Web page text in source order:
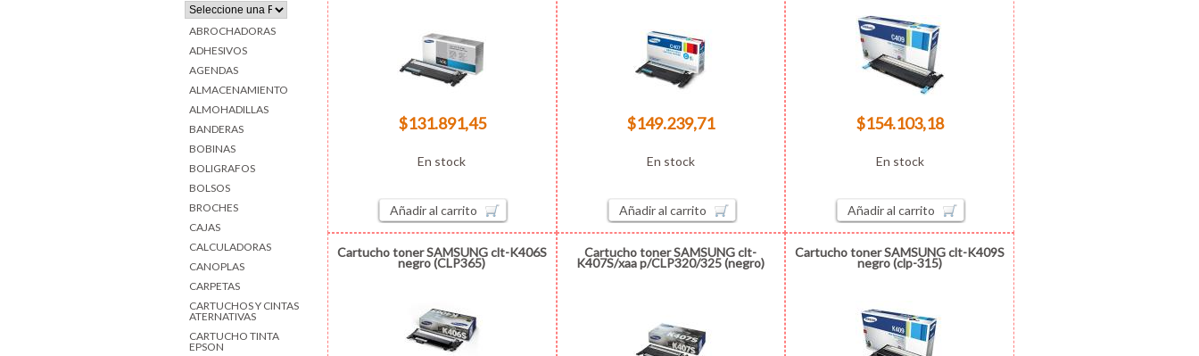
ABROCHADORAS
ADHESIVOS
AGENDAS
ALMACENAMIENTO
ALMOHADILLAS
BANDERAS
BOBINAS
BOLIGRAFOS
BOLSOS
BROCHES
CAJAS
CALCULADORAS
CANOPLAS
CARPETAS
CARTUCHOS Y CINTAS
ATERNATIVAS
CARTUCHO TINTA
EPSON
$131.891,45
En stock
Añadir al carrito
$149.239,71
En stock
Añadir al carrito
$154.103,18
En stock
Añadir al carrito
Cartucho toner SAMSUNG clt-K406S
negro (CLP365)
Cartucho toner SAMSUNG clt-
K407S/xaa p/CLP320/325 (negro)
Cartucho toner SAMSUNG clt-K409S
negro (clp-315)